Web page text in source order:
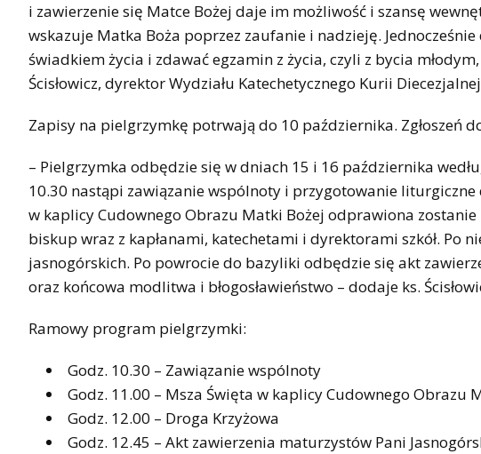
i zawierzenie się Matce Bożej daje im możliwość i szansę
wskazuje Matka Boża poprzez zaufanie i nadzieję.
świadkiem życia i zdawać egzamin z życia, czyli z bycia
Ścisłowicz, dyrektor Wydziału Katechetycznego Kurii
Zapisy na pielgrzymkę potrwają do 10 października. Zgłoszeń
– Pielgrzymka odbędzie się w dniach 15 i 16 października
10.30 nastąpi zawiązanie wspólnoty i przygotowanie
w kaplicy Cudownego Obrazu Matki Bożej odprawiona
biskup wraz z kapłanami, katechetami i dyrektorami szkół. Po
jasnogórskich. Po powrocie do bazyliki odbędzie się akt
oraz końcowa modlitwa i błogosławieństwo – dodaje ks.
Ramowy program pielgrzymki:
Godz. 10.30 – Zawiązanie wspólnoty
Godz. 11.00 – Msza Święta w kaplicy Cudownego Obrazu
Godz. 12.00 – Droga Krzyżowa
Godz. 12.45 – Akt zawierzenia maturzystów Pani